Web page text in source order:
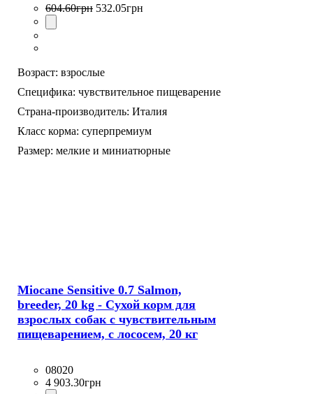
604.60грн 532.05грн
Возраст: взрослые
Специфика: чувствительное пищеварение
Страна-производитель: Италия
Класс корма: суперпремиум
Размер: мелкие и миниатюрные
Miocane Sensitive 0.7 Salmon,
breeder, 20 kg - Сухой корм для
взрослых собак с чувствительным
пищеварением, с лососем, 20 кг
08020
4 903.30грн